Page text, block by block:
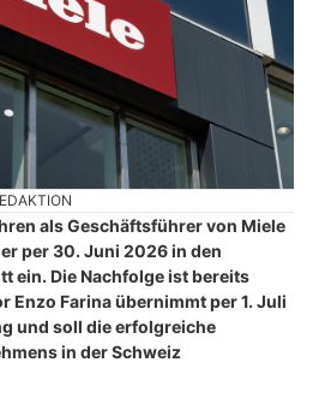
als Geschäftsführer von Miele
per 30. Juni 2026 in den
ein. Die Nachfolge ist bereits
Enzo Farina übernimmt per 1. Juli
und soll die erfolgreiche
in der Schweiz